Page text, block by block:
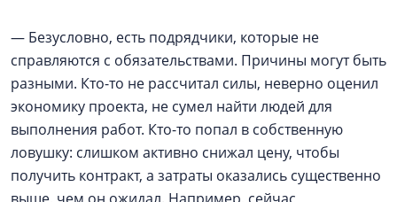
— Безусловно, есть подрядчики, которые не
справляются с обязательствами. Причины могут быть
разными. Кто-то не рассчитал силы, неверно оценил
экономику проекта, не сумел найти людей для
выполнения работ. Кто-то попал в собственную
ловушку: слишком активно снижал цену, чтобы
получить контракт, а затраты оказались существенно